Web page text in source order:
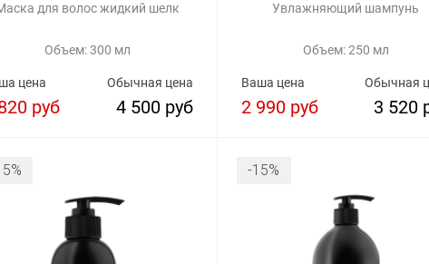
для волос жидкий шелк
Объем: 300 мл
Обычная цена
4 500 руб
цена
руб
Увлажняющий шампунь
Объем: 250 мл
Обычная
3 520
Ваша цена
2 990 руб
-15%